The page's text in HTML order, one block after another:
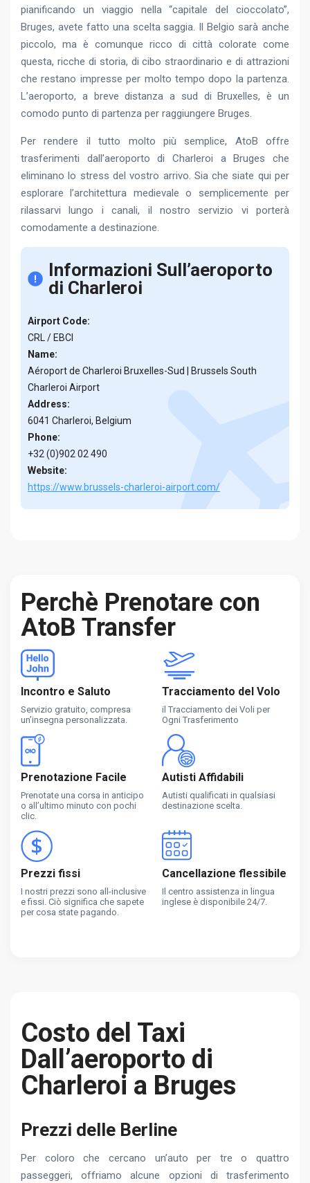
pianificando un viaggio nella “capitale del cioccolato”,
Bruges, avete fatto una scelta saggia. Il Belgio sarà anche
piccolo, ma è comunque ricco di città colorate come
questa, ricche di storia, di cibo straordinario e di attrazioni
che restano impresse per molto tempo dopo la partenza.
L’aeroporto, a breve distanza a sud di Bruxelles, è un
comodo punto di partenza per raggiungere Bruges.
Per rendere il tutto molto più semplice, AtoB offre
trasferimenti dall’aeroporto di Charleroi a Bruges che
eliminano lo stress del vostro arrivo. Sia che siate qui per
esplorare l’architettura medievale o semplicemente per
rilassarvi lungo i canali, il nostro servizio vi porterà
comodamente a destinazione.
Informazioni Sull’aeroporto
di Charleroi
Airport Code:
CRL / EBCI
Name:
Aéroport de Charleroi Bruxelles-Sud | Brussels South
Charleroi Airport
Address:
6041 Charleroi, Belgium
Phone:
+32 (0)902 02 490
Website:
https://www.brussels-charleroi-airport.com/
Perchè Prenotare con
AtoB Transfer
Incontro e Saluto
Servizio gratuito, compresa
un’insegna personalizzata.
Tracciamento del Volo
il Tracciamento dei Voli per
Ogni Trasferimento
Prenotazione Facile
Prenotate una corsa in anticipo
o all’ultimo minuto con pochi
clic.
Autisti Affidabili
Autisti qualificati in qualsiasi
destinazione scelta.
Prezzi fissi
I nostri prezzi sono all-inclusive
e fissi. Ciò significa che sapete
per cosa state pagando.
Cancellazione flessibile
Il centro assistenza in lingua
inglese è disponibile 24/7.
Costo del Taxi
Dall’aeroporto di
Charleroi a Bruges
Prezzi delle Berline
Per coloro che cercano un’auto per tre o quattro
passeggeri, offriamo alcune opzioni di trasferimento